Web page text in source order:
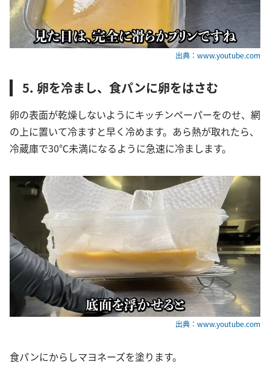
出典：www.youtube.com
5. 卵を冷まし、食パンに卵をはさむ
卵の表面が乾燥しないようにキッチンペーパーをのせ、網
の上に置いて冷ますと早く冷めます。あら熱が取れたら、
冷蔵庫で30℃未満になるように急速に冷まします。
出典：www.youtube.com
食パンにからしマヨネーズを塗ります。